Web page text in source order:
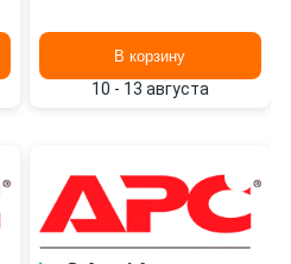
В корзину
10 - 13 августа